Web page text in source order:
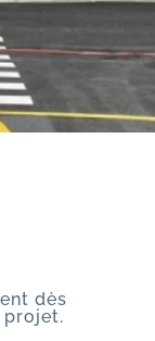
dès
projet.